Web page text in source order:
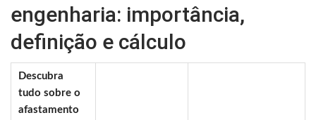
engenharia: importância,
definição e cálculo
Descubra
tudo sobre o
afastamento